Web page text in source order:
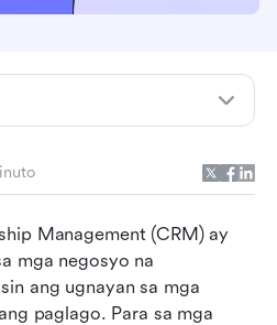
Management (CRM) ay
mga negosyo na
ang ugnayan sa mga
paglago. Para sa mga
negosyong Thai
software ng CRM sa
na pagtingin